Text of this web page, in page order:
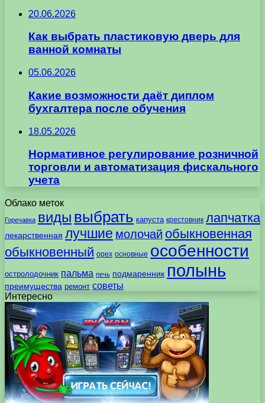
20.06.2026
Как выбрать пластиковую дверь для
ванной комнаты
05.06.2026
Какие возможности даёт диплом
бухгалтера после обучения
18.05.2026
Нормативное регулирование розничной
торговли и автоматизация фискального
учета
Облако меток
Горечавка виды выбрать капуста крестовник лапчатка
лекарственная лучшие молочай обыкновенная
обыкновенный орех основные особенности
остролодочник пальма печь подмаренник полынь
преимущества ремонт советы
Интересно